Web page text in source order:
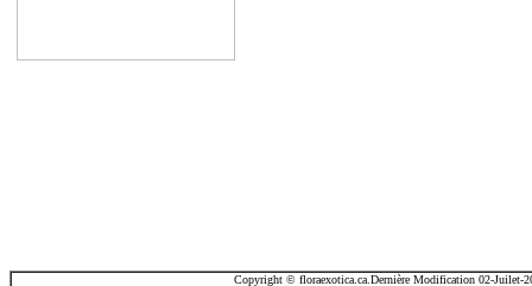
Copyright © floraexotica.ca .Dernière Modification 02-Juilet-